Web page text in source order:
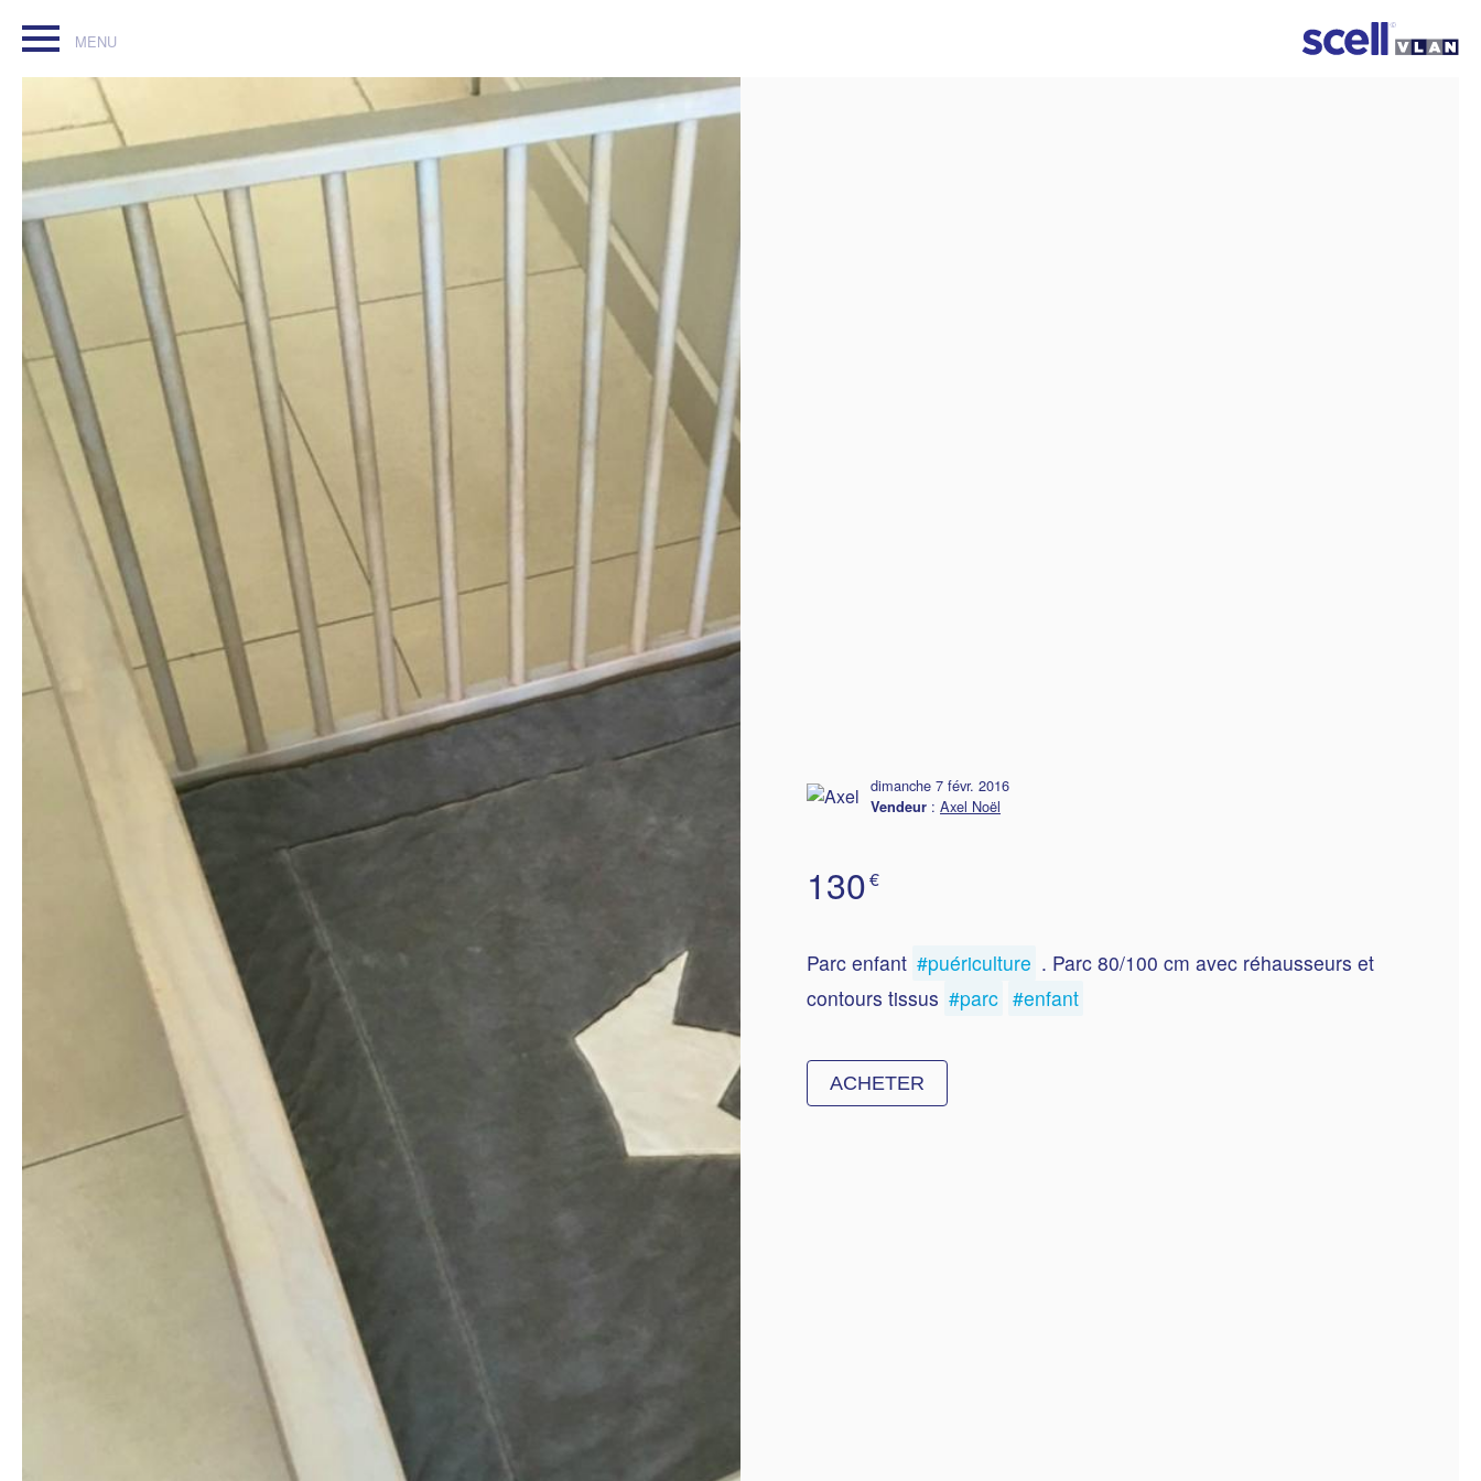
Parc enfant #puériculture . Parc 80/100 cm avec réhausseurs et contours tissus #parc
dimanche 7 févr. 2016
Vendeur : Axel Noël
130€
Parc enfant #puériculture . Parc 80/100 cm avec réhausseurs et
contours tissus #parc #enfant
ACHETER